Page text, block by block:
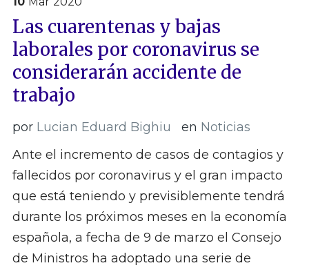
Las cuarentenas y bajas
laborales por coronavirus se
considerarán accidente de
trabajo
por Lucian Eduard Bighiu en Noticias
Ante el incremento de casos de contagios y
fallecidos por coronavirus y el gran impacto
que está teniendo y previsiblemente tendrá
durante los próximos meses en la economía
española, a fecha de 9 de marzo el Consejo
de Ministros ha adoptado una serie de